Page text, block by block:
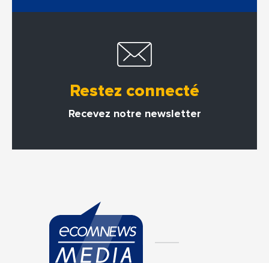
Restez connecté
Recevez notre newsletter